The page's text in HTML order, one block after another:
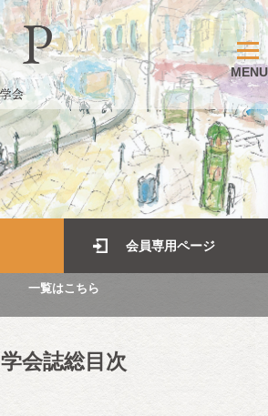
MENU
会員専用ページ
一覧はこちら
学会誌総目次